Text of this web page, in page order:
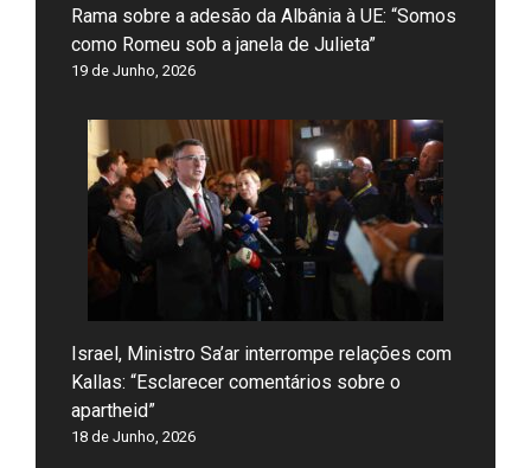
Rama sobre a adesão da Albânia à UE: “Somos
como Romeu sob a janela de Julieta”
19 de Junho, 2026
Israel, Ministro Sa’ar interrompe relações com
Kallas: “Esclarecer comentários sobre o
apartheid”
18 de Junho, 2026